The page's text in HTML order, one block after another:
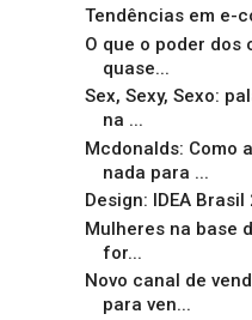
Tendências em e-
O que o poder dos
quase...
Sex, Sexy, Sexo:
na ...
Mcdonalds: Como
nada para ...
Design: IDEA Brasil
Mulheres na base
for...
Novo canal de
para ven...